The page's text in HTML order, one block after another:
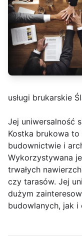
usługi brukarskie
Jej uniwersalność
Kostka brukowa to
budownictwie i
Wykorzystywana
trwałych
czy tarasów. Jej
dużym
budowlanych, jak i